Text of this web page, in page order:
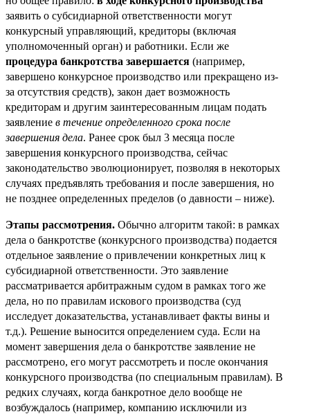
заявить о субсидиарной ответственности могут
конкурсный управляющий, кредиторы (включая
уполномоченный орган) и работники. Если же
процедура банкротства завершается (например,
завершено конкурсное производство или прекращено из-
за отсутствия средств), закон дает возможность
кредиторам и другим заинтересованным лицам подать
заявление в течение определенного срока после
завершения дела. Ранее срок был 3 месяца после
завершения конкурсного производства, сейчас
законодательство эволюционирует, позволяя в некоторых
случаях предъявлять требования и после завершения, но
не позднее определенных пределов (о давности – ниже).
Этапы рассмотрения. Обычно алгоритм такой: в рамках
дела о банкротстве (конкурсного производства) подается
отдельное заявление о привлечении конкретных лиц к
субсидиарной ответственности. Это заявление
рассматривается арбитражным судом в рамках того же
дела, но по правилам искового производства (суд
исследует доказательства, устанавливает факты вины и
т.д.). Решение выносится определением суда. Если на
момент завершения дела о банкротстве заявление не
рассмотрено, его могут рассмотреть и после окончания
конкурсного производства (по специальным правилам). В
редких случаях, когда банкротное дело вообще не
возбуждалось (например, компанию исключили из